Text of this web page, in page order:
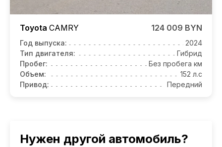
Toyota CAMRY 124 009 BYN
Год выпуска:
2024
Тип двигателя:
Гибрид
Пробег:
Без пробега км
Объем:
152 л.с
Привод:
Передний
Нужен другой автомобиль?